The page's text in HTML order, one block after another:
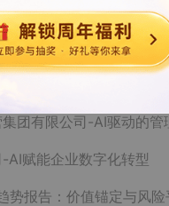
构建体系壁垒
企业数字化转型现状调研
培训机构对行业数字化
团有限公司-AI驱动的
AI赋能企业数字化转型
势报告：价值锚定与风